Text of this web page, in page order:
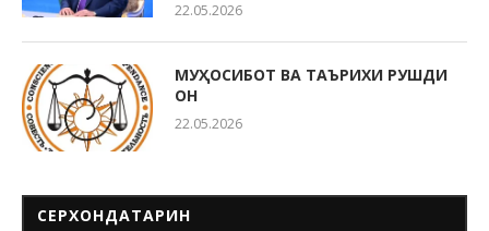
22.05.2026
МУҲОСИБОТ ВА ТАЪРИХИ РУШДИ
ОН
22.05.2026
СЕРХОНДАТАРИН